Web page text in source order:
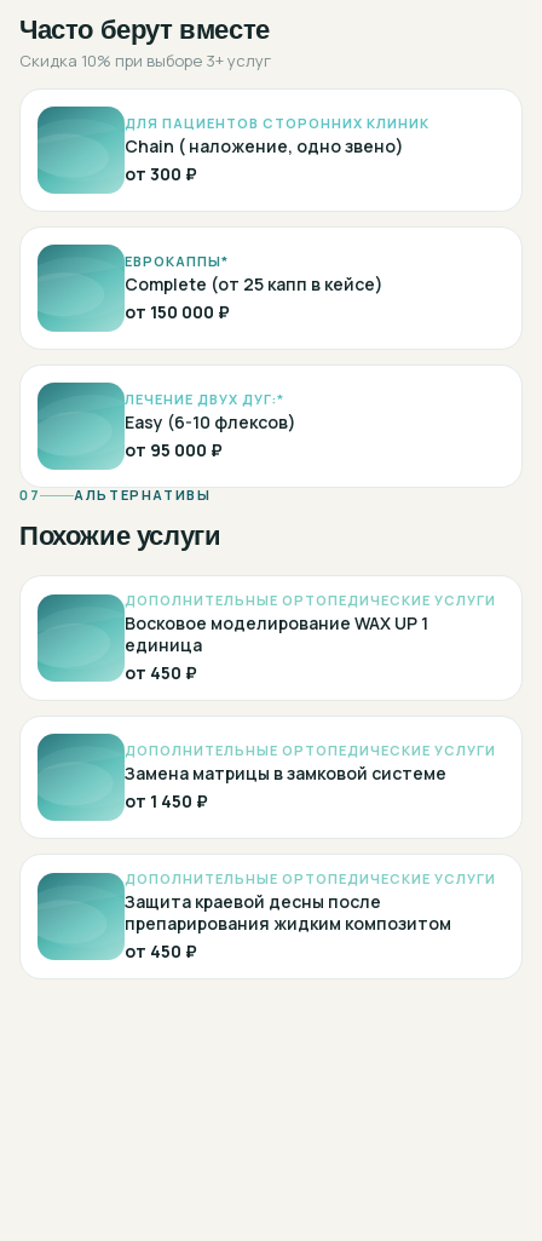
Часто берут вместе
Скидка 10% при выборе 3+ услуг
ДЛЯ ПАЦИЕНТОВ СТОРОННИХ КЛИНИК
Chain ( наложение, одно звено)
от 300 ₽
ЕВРОКАППЫ*
Complete (от 25 капп в кейсе)
от 150 000 ₽
ЛЕЧЕНИЕ ДВУХ ДУГ:*
Easy (6-10 флексов)
от 95 000 ₽
07 АЛЬТЕРНАТИВЫ
Похожие услуги
ДОПОЛНИТЕЛЬНЫЕ ОРТОПЕДИЧЕСКИЕ УСЛУГИ
Восковое моделирование WAX UP 1
единица
от 450 ₽
ДОПОЛНИТЕЛЬНЫЕ ОРТОПЕДИЧЕСКИЕ УСЛУГИ
Замена матрицы в замковой системе
от 1 450 ₽
ДОПОЛНИТЕЛЬНЫЕ ОРТОПЕДИЧЕСКИЕ УСЛУГИ
Защита краевой десны после
препарирования жидким композитом
от 450 ₽